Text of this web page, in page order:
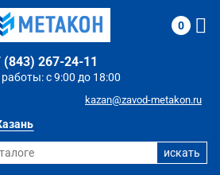
с 9:00 до 18:00
(843) 267-24-11
kazan@zavod-metakon.ru
0